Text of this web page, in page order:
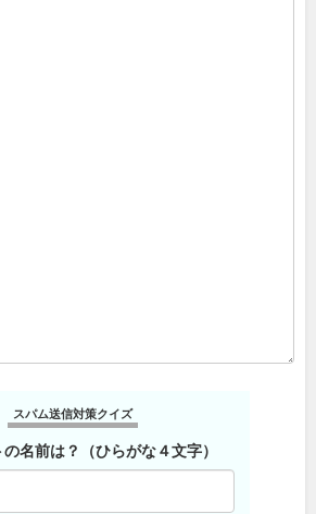
スパム送信対策クイズ
名前は？（ひらがな４文字）